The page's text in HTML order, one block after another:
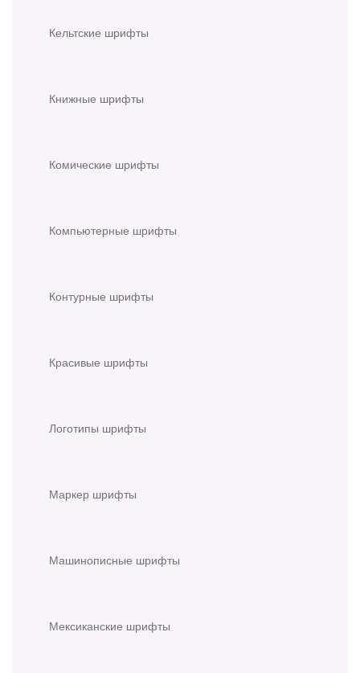
Кельтские шрифты
Книжные шрифты
Комические шрифты
Компьютерные шрифты
Контурные шрифты
Красивые шрифты
Логотипы шрифты
Маркер шрифты
Машинописные шрифты
Мексиканские шрифты